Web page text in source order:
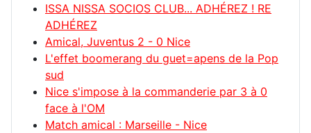
ISSA NISSA SOCIOS CLUB... ADHÉREZ ! RE
ADHÉREZ
Amical, Juventus 2 - 0 Nice
L'effet boomerang du guet=apens de la Pop
sud
Nice s'impose à la commanderie par 3 à 0
face à l'OM
Match amical : Marseille - Nice